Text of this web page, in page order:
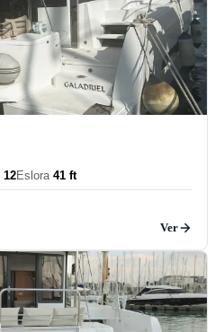
12Eslora 41 ft
Ver